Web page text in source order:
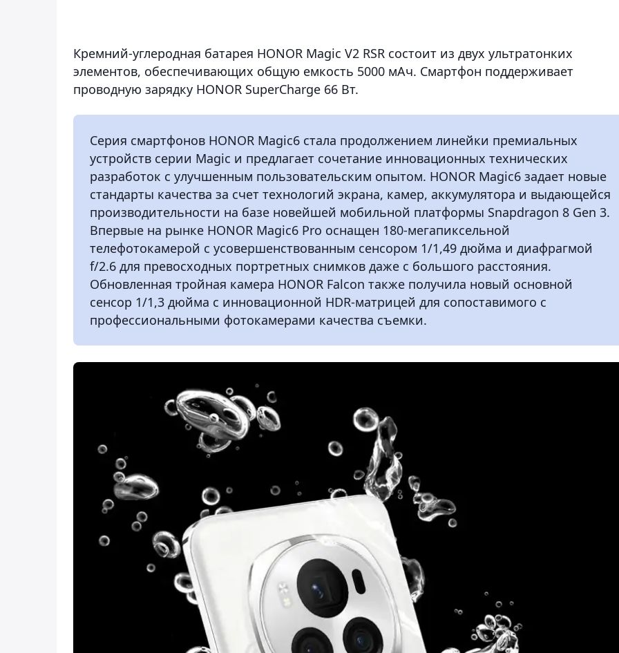
Кремний-углеродная батарея HONOR Magic V2 RSR состоит из двух ультратонких
элементов, обеспечивающих общую емкость 5000 мАч. Смартфон поддерживает
проводную зарядку HONOR SuperCharge 66 Вт.
Серия смартфонов HONOR Magic6 стала продолжением линейки премиальных
устройств серии Magic и предлагает сочетание инновационных технических
разработок с улучшенным пользовательским опытом. HONOR Magic6 задает новые
стандарты качества за счет технологий экрана, камер, аккумулятора и выдающейся
производительности на базе новейшей мобильной платформы Snapdragon 8 Gen 3.
Впервые на рынке HONOR Magic6 Pro оснащен 180-мегапиксельной
телефотокамерой с усовершенствованным сенсором 1/1,49 дюйма и диафрагмой
f/2.6 для превосходных портретных снимков даже с большого расстояния.
Обновленная тройная камера HONOR Falcon также получила новый основной
сенсор 1/1,3 дюйма с инновационной HDR-матрицей для сопоставимого с
профессиональными фотокамерами качества съемки.